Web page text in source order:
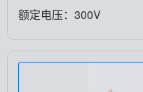
额定电压：300V